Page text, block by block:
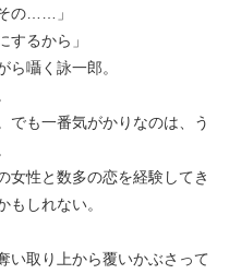
の……」
するから」
囁く詠一郎。
でも一番気がかりなのは、う
女性と数多の恋を経験してき
もしれない。
い取り上から覆いかぶさって